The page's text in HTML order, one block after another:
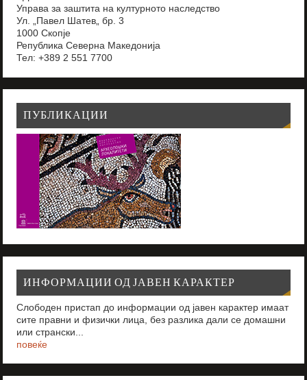
Управа за заштита на културното наследство
Ул. „Павел Шатев„ бр. 3
1000 Скопје
Република Северна Македонија
Тел: +389 2 551 7700
ПУБЛИКАЦИИ
ИНФОРМАЦИИ ОД ЈАВЕН КАРАКТЕР
Слободен пристап до информации од јавен карактер имаат
сите правни и физички лица, без разлика дали се домашни
или странски...
повеќе